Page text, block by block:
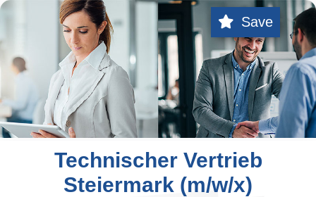
Save
Technischer Vertrieb
Steiermark (m/w/x)